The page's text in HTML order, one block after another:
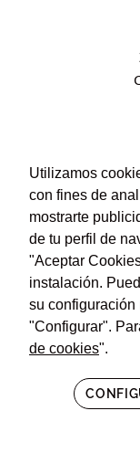
© Irán Alfombras.
Utilizamos
con fines de
mostrarte
de tu perfil de
"Aceptar
instalación.
su configuración
"Configurar".
de cookies".